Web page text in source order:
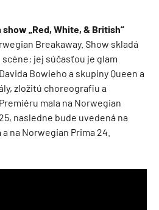
show „Red, White, & British“
Breakaway. Show skladá
jej súčasťou je glam
Bowieho a skupiny Queen a
zložitú choreografiu a
mala na Norwegian
nasledne bude uvedená na
na Norwegian Prima 24.